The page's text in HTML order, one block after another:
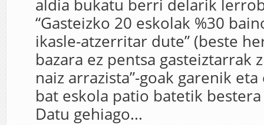
aldia bukatu berri delarik
“Gasteizko 20 eskolak %30
ikasle-atzerritar dute” (beste
bazara ez pentsa gasteiztarrak
naiz arrazista”-goak garenik
bat eskola patio batetik
Datu gehiago...